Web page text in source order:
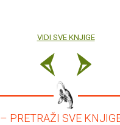
VIDI SVE KNJIGE
– PRETRAŽI SVE